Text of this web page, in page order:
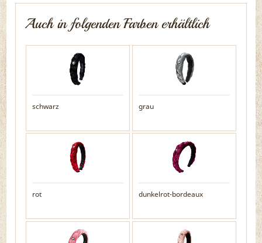
Auch in folgenden Farben erhältlich
schwarz grau
rot dunkelrot-bordeaux